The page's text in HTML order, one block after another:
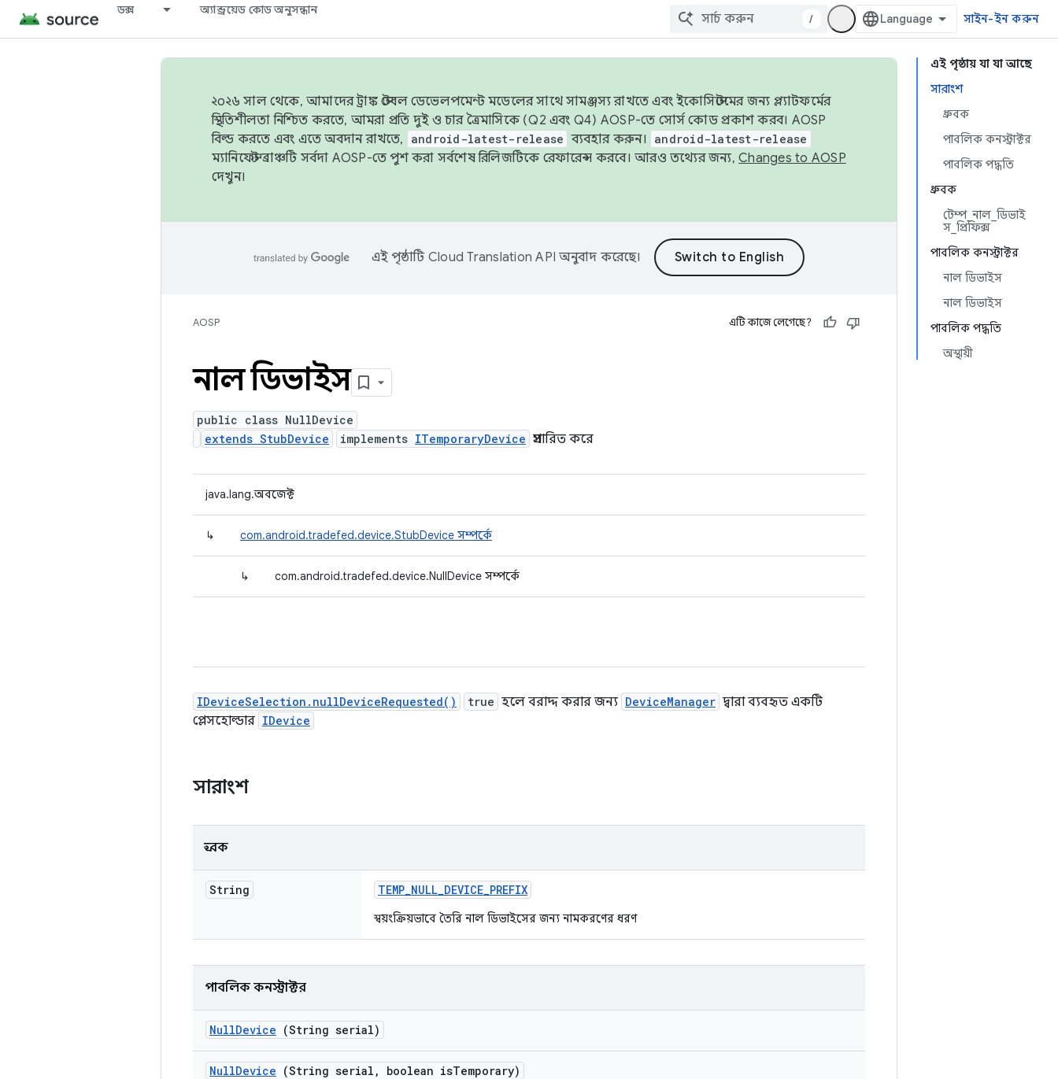
ডক্স অ্যান্ড্রয়েড কোড অনুসন্ধান
/ সাইন-ইন করুন
এই পৃষ্ঠায় যা যা আছে
সারাংশ
ধ্রুবক
পাবলিক কনস্ট্রাক্টর
পাবলিক পদ্ধতি
ধ্রুবক
টেম্প_নাল_ডিভাই
স_প্রিফিক্স
পাবলিক কনস্ট্রাক্টর
নাল ডিভাইস
নাল ডিভাইস
পাবলিক পদ্ধতি
অস্থায়ী
২০২৬ সাল থেকে, আমাদের ট্রাঙ্ক স্টেবল ডেভেলপমেন্ট মডেলের সাথে সামঞ্জস্য রাখতে এবং ইকোসিস্টেমের জন্য প্ল্যাটফর্মের
স্থিতিশীলতা নিশ্চিত করতে, আমরা প্রতি দুই ও চার ত্রৈমাসিকে (Q2 এবং Q4) AOSP-তে সোর্স কোড প্রকাশ করব। AOSP
বিল্ড করতে এবং এতে অবদান রাখতে,
android-latest-release ব্যবহার করুন। android-latest-release
ম্যানিফেস্ট ব্রাঞ্চটি সর্বদা AOSP-তে পুশ করা সর্বশেষ রিলিজটিকে রেফারেন্স করবে। আরও তথ্যের জন্য, Changes to AOSP
দেখুন।
এই পৃষ্ঠাটি Cloud Translation API অনুবাদ করেছে।
AOSP এটি কাজে লেগেছে?
নাল ডিভাইস
public class NullDevice
extends StubDevice
implements ITemporaryDevice প্রসারিত করে
java.lang.অবজেক্ট
↳ com.android.tradefed.device.StubDevice সম্পর্কে
↳ com.android.tradefed.device.NullDevice সম্পর্কে
IDeviceSelection.nullDeviceRequested() true হলে বরাদ্দ করার জন্য DeviceManager দ্বারা ব্যবহৃত একটি
প্লেসহোল্ডার IDevice
সারাংশ
ধ্রুবক
String TEMP_NULL_DEVICE_PREFIX
স্বয়ংক্রিয়ভাবে তৈরি নাল ডিভাইসের জন্য নামকরণের ধরণ
পাবলিক কনস্ট্রাক্টর
NullDevice (String serial)
NullDevice (String serial , boolean isTemporary)